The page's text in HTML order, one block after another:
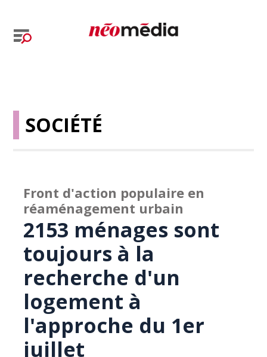
SOCIÉTÉ
Front d'action populaire en
réaménagement urbain
2153 ménages sont
toujours à la
recherche d'un
logement à
l'approche du 1er
juillet